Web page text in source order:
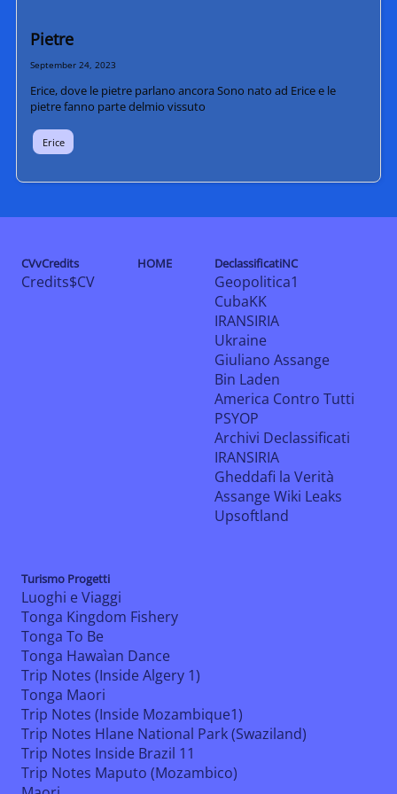
Pietre
September 24, 2023
Erice, dove le pietre parlano ancora Sono nato ad Erice e le
pietre fanno parte delmio vissuto
Erice
CVvCredits
Credits$CV
HOME DeclassificatiNC
Geopolitica1
CubaKK
IRANSIRIA
Ukraine
Giuliano Assange
Bin Laden
America Contro Tutti
PSYOP
Archivi Declassificati
IRANSIRIA
Gheddafi la Verità
Assange Wiki Leaks
Upsoftland
Turismo Progetti
Luoghi e Viaggi
Tonga Kingdom Fishery
Tonga To Be
Tonga Hawaìan Dance
Trip Notes (Inside Algery 1)
Tonga Maori
Trip Notes (Inside Mozambique1)
Trip Notes Hlane National Park (Swaziland)
Trip Notes Inside Brazil 11
Trip Notes Maputo (Mozambico)